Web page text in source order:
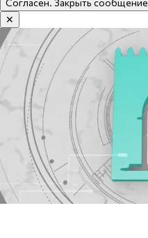
Согласен. Закрыть сообщение
✕